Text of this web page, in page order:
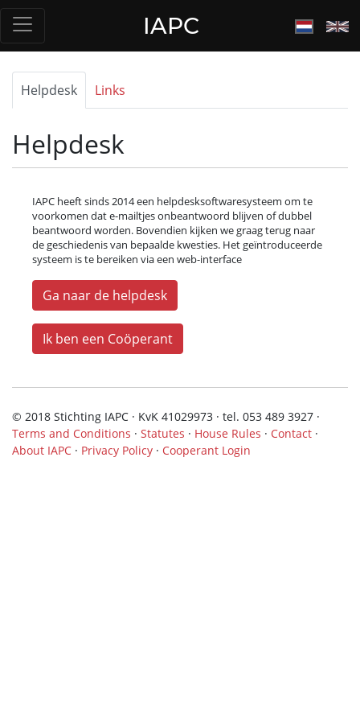
IAPC
Helpdesk Links
Helpdesk
IAPC heeft sinds 2014 een helpdesksoftwaresysteem om te
voorkomen dat e-mailtjes onbeantwoord blijven of dubbel
beantwoord worden. Bovendien kijken we graag terug naar
de geschiedenis van bepaalde kwesties. Het geïntroduceerde
systeem is te bereiken via een web-interface
Ga naar de helpdesk
Ik ben een Coöperant
© 2018 Stichting IAPC · KvK 41029973 · tel. 053 489 3927 ·
Terms and Conditions · Statutes · House Rules · Contact ·
About IAPC · Privacy Policy · Cooperant Login